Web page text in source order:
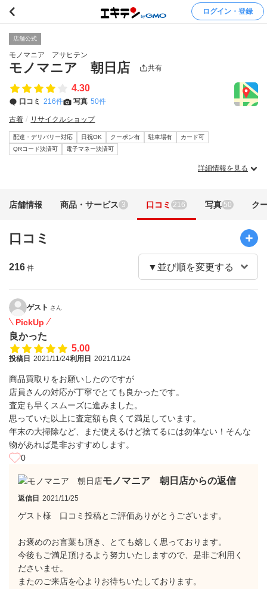
ログイン・登録
店舗公式
モノマニア アサヒテン
モノマニア 朝日店 共有
4.30
口コミ 216件 写真 50件
古着 リサイクルショップ
配達・デリバリー対応 日祝OK クーポン有 駐車場有
カード可
QRコード決済可
電子マネー決済可
詳細情報を見る
店舗情報 商品・サービス 3 口コミ 216 写真 50 ク
口コミ
216 件
ゲスト さん
PickUp
良かった
5.00
投稿日 2021/11/24利用日 2021/11/24
商品買取りをお願いしたのですが
店員さんの対応が丁寧でとても良かったです。
査定も早くスムーズに進みました。
思っていた以上に査定額も良くて満足しています。
年末の大掃除など、まだ使えるけど捨てるには勿体ない！そんな
物があれば是非おすすめします。
0
モノマニア 朝日店からの返信
返信日 2021/11/25
ゲスト様 口コミ投稿とご評価ありがとうございます。
お褒めのお言葉も頂き、とても嬉しく思っております。
今後もご満足頂けるよう努力いたしますので、是非ご利用く
ださいませ。
またのご来店を心よりお待ちいたしております。